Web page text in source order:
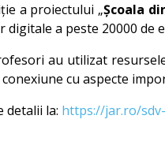
a proiectului „Școala
a peste 20000 de
au utilizat
cu aspecte
detalii la: https://jar.ro/